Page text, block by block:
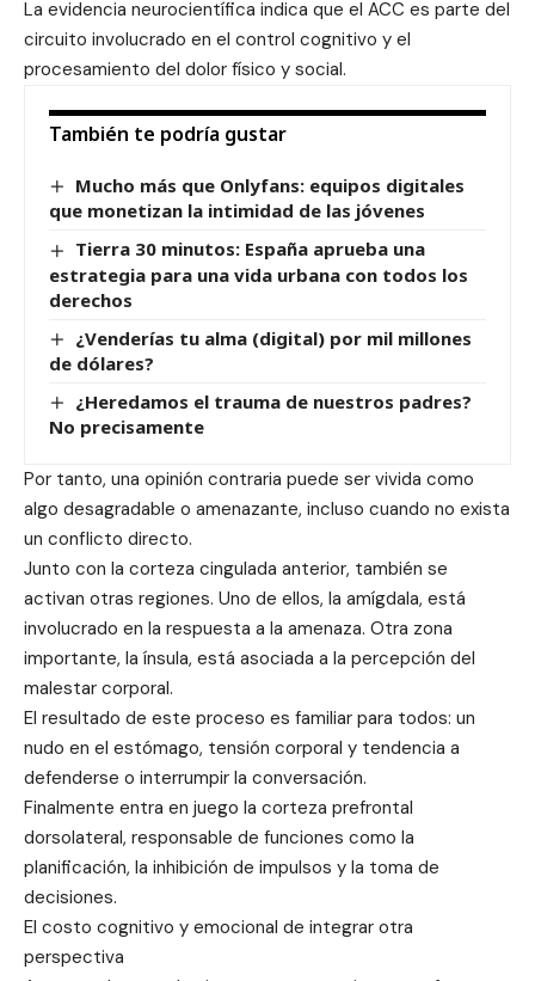
La evidencia neurocientífica indica que el ACC es parte del
circuito involucrado en el control cognitivo y el
procesamiento del dolor físico y social.
También te podría gustar
Mucho más que Onlyfans: equipos digitales
que monetizan la intimidad de las jóvenes
Tierra 30 minutos: España aprueba una
estrategia para una vida urbana con todos los
derechos
¿Venderías tu alma (digital) por mil millones
de dólares?
¿Heredamos el trauma de nuestros padres?
No precisamente
Por tanto, una opinión contraria puede ser vivida como
algo desagradable o amenazante, incluso cuando no exista
un conflicto directo.
Junto con la corteza cingulada anterior, también se
activan otras regiones. Uno de ellos, la amígdala, está
involucrado en la respuesta a la amenaza. Otra zona
importante, la ínsula, está asociada a la percepción del
malestar corporal.
El resultado de este proceso es familiar para todos: un
nudo en el estómago, tensión corporal y tendencia a
defenderse o interrumpir la conversación.
Finalmente entra en juego la corteza prefrontal
dorsolateral, responsable de funciones como la
planificación, la inhibición de impulsos y la toma de
decisiones.
El costo cognitivo y emocional de integrar otra
perspectiva